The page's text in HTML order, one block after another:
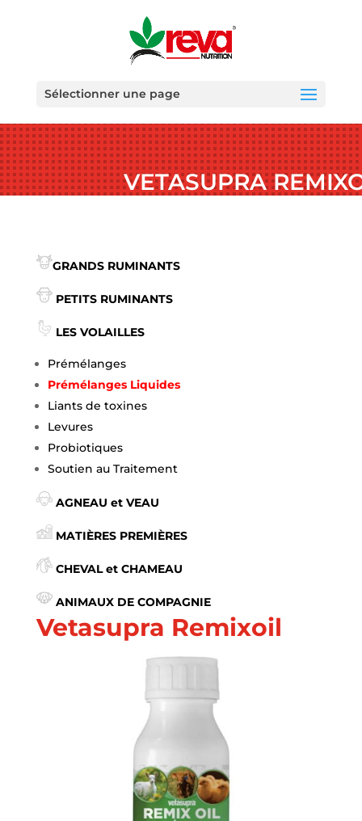
Sélectionner une page
VETASUPRA
GRANDS RUMINANTS
PETITS RUMINANTS
LES VOLAILLES
Prémélanges
Prémélanges Liquides
Liants de toxines
Levures
Probiotiques
Soutien au Traitement
AGNEAU et VEAU
MATIÈRES PREMIÈRES
CHEVAL et CHAMEAU
ANIMAUX DE COMPAGNIE
Vetasupra Remixoil